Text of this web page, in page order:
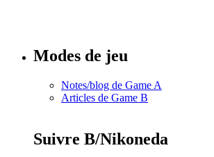
Modes de jeu
Notes/blog de Game A
Articles de Game B
Suivre B/Nikoneda